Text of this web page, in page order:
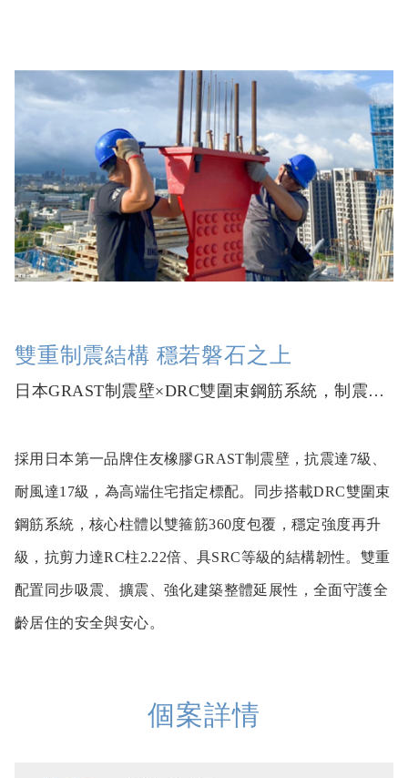
雙重制震結構 穩若磐石之上
日本GRAST制震壁×DRC雙圍束鋼筋系統，制震再升級
採用日本第一品牌住友橡膠GRAST制震壁，抗震達7級、
耐風達17級，為高端住宅指定標配。同步搭載DRC雙圍束
鋼筋系統，核心柱體以雙箍筋360度包覆，穩定強度再升
級，抗剪力達RC柱2.22倍、具SRC等級的結構韌性。雙重
配置同步吸震、擴震、強化建築整體延展性，全面守護全
個案詳情